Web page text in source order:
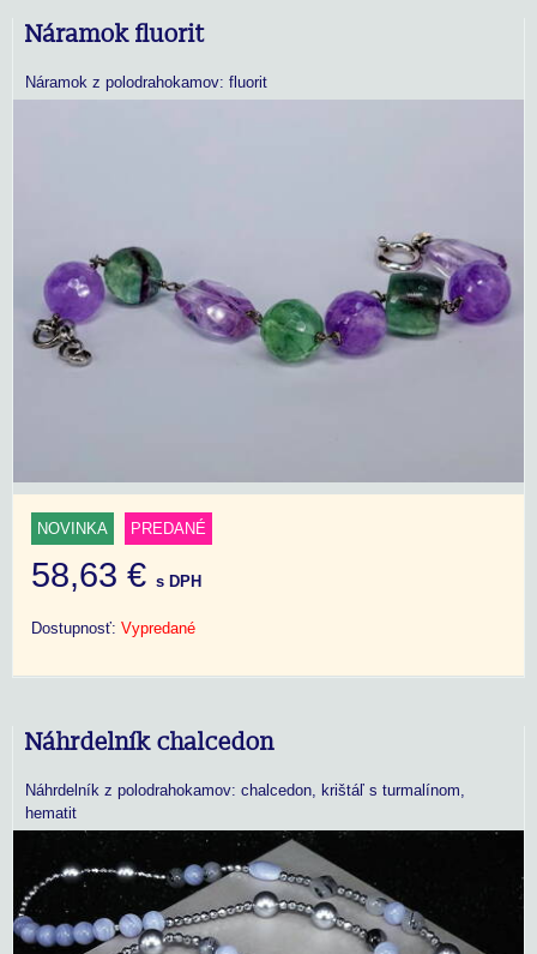
Náramok fluorit
Náramok z polodrahokamov: fluorit
NOVINKA PREDANÉ
58,63 € s DPH
Dostupnosť: Vypredané
Náhrdelník chalcedon
Náhrdelník z polodrahokamov: chalcedon, krištáľ s turmalínom,
hematit